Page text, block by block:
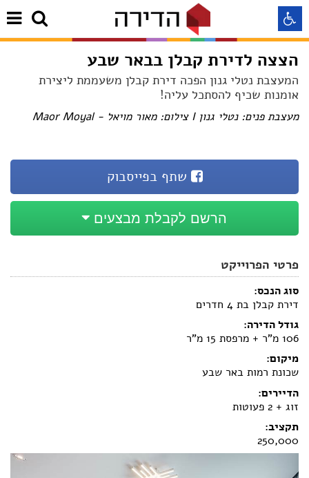
הצצה לדירת קבלן בבאר שבע
המעצבת נטלי גנון הפכה דירת קבלן משעממת ליצירת
אומנות שכיף להסתכל עליה!
מעצבת פנים: נטלי גנון I צילום: מאור מויאל - Maor Moyal
הרשם לקבלת מבצעים
שתף בפייסבוק
פרטי הפרוייקט
סוג הנכס:
דירת קבלן בת 4 חדרים
גודל הדירה:
106 מ"ר + מרפסת 15 מ"ר
מיקום:
שכונת רמות באר שבע
הדיירים:
זוג + 2 פעוטות
תקציב:
250,000
התאמה לקורא מסך
התאמה לעיוורי צבעים
התאמה לכבדי ראיה
תצוגה רגילה
הדגשת קישורים
Aא Aא
הצהרת נגישות